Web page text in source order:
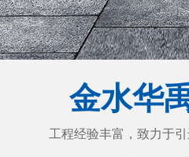
金水华
工程经验丰富，致力于
186-6365-3723